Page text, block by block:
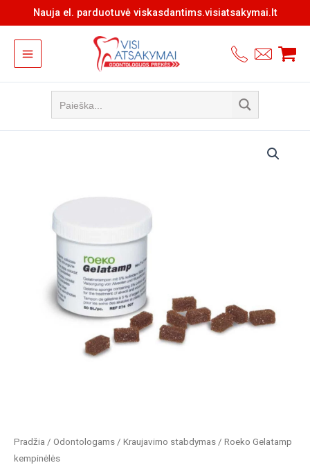
prie
turinio
Nauja el. parduotuvė viskasdantims.visiatsakymai.lt
Pradžia / Odontologams / Kraujavimo stabdymas / Roeko Gelatamp
kempinėlės